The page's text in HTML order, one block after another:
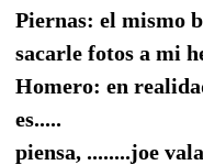
Piernas: el mismo
sacarle fotos a mi
Homero: en
es.....
piensa, ........joe